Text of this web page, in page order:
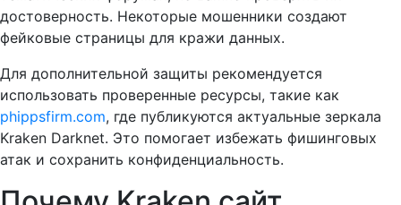
достоверность. Некоторые мошенники создают
фейковые страницы для кражи данных.
Для дополнительной защиты рекомендуется
использовать проверенные ресурсы, такие как
phippsfirm.com, где публикуются актуальные зеркала
Kraken Darknet. Это помогает избежать фишинговых
атак и сохранить конфиденциальность.